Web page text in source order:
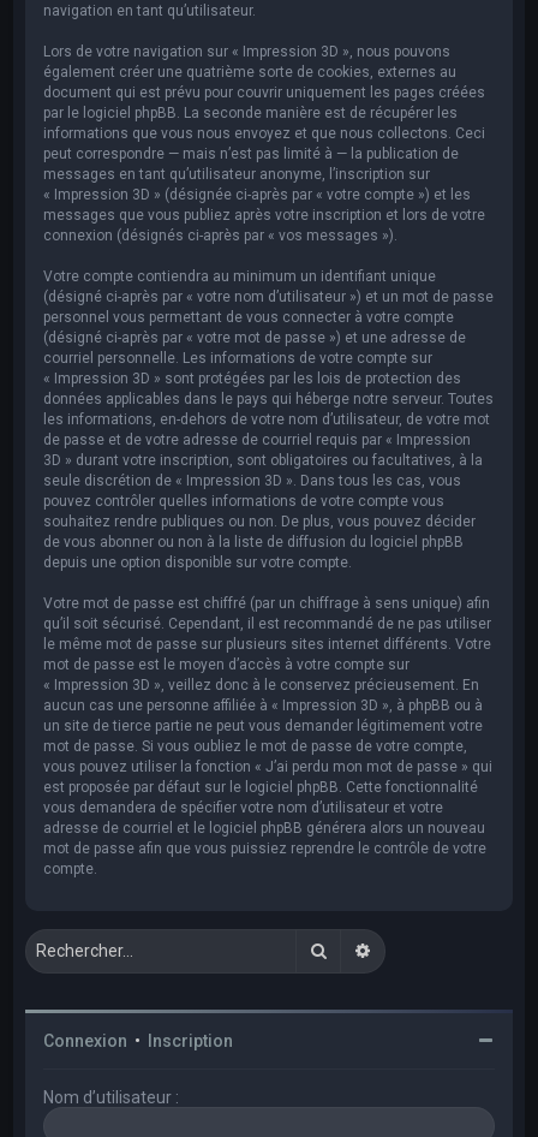
navigation en tant qu’utilisateur.
Lors de votre navigation sur « Impression 3D », nous pouvons
également créer une quatrième sorte de cookies, externes au
document qui est prévu pour couvrir uniquement les pages créées
par le logiciel phpBB. La seconde manière est de récupérer les
informations que vous nous envoyez et que nous collectons. Ceci
peut correspondre — mais n’est pas limité à — la publication de
messages en tant qu’utilisateur anonyme, l’inscription sur
« Impression 3D » (désignée ci-après par « votre compte ») et les
messages que vous publiez après votre inscription et lors de votre
connexion (désignés ci-après par « vos messages »).
Votre compte contiendra au minimum un identifiant unique
(désigné ci-après par « votre nom d’utilisateur ») et un mot de passe
personnel vous permettant de vous connecter à votre compte
(désigné ci-après par « votre mot de passe ») et une adresse de
courriel personnelle. Les informations de votre compte sur
« Impression 3D » sont protégées par les lois de protection des
données applicables dans le pays qui héberge notre serveur. Toutes
les informations, en-dehors de votre nom d’utilisateur, de votre mot
de passe et de votre adresse de courriel requis par « Impression
3D » durant votre inscription, sont obligatoires ou facultatives, à la
seule discrétion de « Impression 3D ». Dans tous les cas, vous
pouvez contrôler quelles informations de votre compte vous
souhaitez rendre publiques ou non. De plus, vous pouvez décider
de vous abonner ou non à la liste de diffusion du logiciel phpBB
depuis une option disponible sur votre compte.
Votre mot de passe est chiffré (par un chiffrage à sens unique) afin
qu’il soit sécurisé. Cependant, il est recommandé de ne pas utiliser
le même mot de passe sur plusieurs sites internet différents. Votre
mot de passe est le moyen d’accès à votre compte sur
« Impression 3D », veillez donc à le conservez précieusement. En
aucun cas une personne affiliée à « Impression 3D », à phpBB ou à
un site de tierce partie ne peut vous demander légitimement votre
mot de passe. Si vous oubliez le mot de passe de votre compte,
vous pouvez utiliser la fonction « J’ai perdu mon mot de passe » qui
est proposée par défaut sur le logiciel phpBB. Cette fonctionnalité
vous demandera de spécifier votre nom d’utilisateur et votre
adresse de courriel et le logiciel phpBB générera alors un nouveau
mot de passe afin que vous puissiez reprendre le contrôle de votre
compte.
RechercherRecherche avancée
Connexion • Inscription
Nom d’utilisateur :